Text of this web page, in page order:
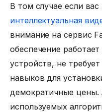
В том случае если вас
интеллектуальная
внимание на сервис
обеспечение
устройств, не
навыков для
демократичные цены.
используемых